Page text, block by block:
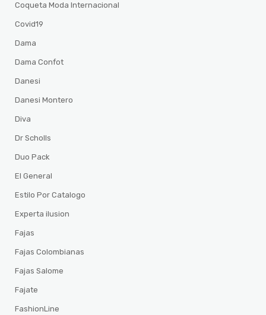
Coqueta Moda Internacional
Covid19
Dama
Dama Confot
Danesi
Danesi Montero
Diva
Dr Scholls
Duo Pack
El General
Estilo Por Catalogo
Experta ilusion
Fajas
Fajas Colombianas
Fajas Salome
Fajate
FashionLine